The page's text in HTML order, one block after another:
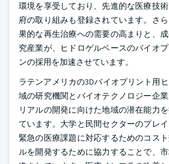
環境を享受しており、先進的な医療技
府の取り組みも登録されています。さ
果的な再生治療への需要の高まりと、
究産業が、ヒドロゲルベースのバイオ
ンの採用を加速させています。
ラテンアメリカの3Dバイオプリント用
域の研究機関とバイオテクノロジー企
リアルの開発に向けた地域の潜在能力
ています。大学と民間セクターのプレ
緊急の医療課題に対応するためのコス
ルを開発するために協力することで、